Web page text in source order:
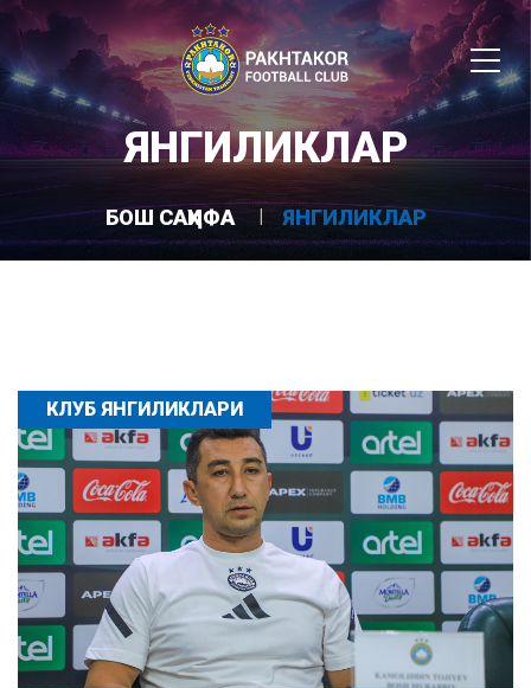
ЯНГИЛИКЛАР
БОШ САҲИФА ЯНГИЛИКЛАР
КЛУБ ЯНГИЛИКЛАРИ